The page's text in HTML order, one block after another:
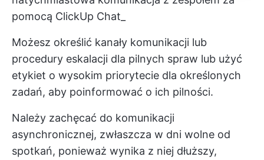
pomocą ClickUp Chat_
Możesz określić kanały komunikacji lub
procedury eskalacji dla pilnych spraw lub użyć
etykiet o wysokim priorytecie dla określonych
zadań, aby poinformować o ich pilności.
Należy zachęcać do komunikacji
asynchronicznej, zwłaszcza w dni wolne od
spotkań, ponieważ wynika z niej dłuższy,